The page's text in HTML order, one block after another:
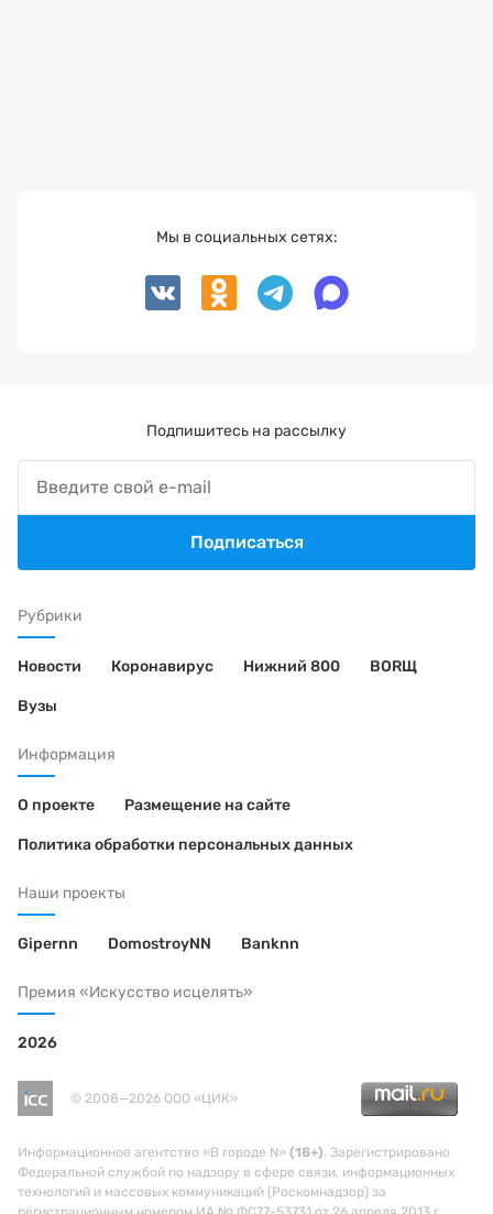
Рубрики
Новости Коронавирус Нижний 800 BORЩ
Вузы
Информация
О проекте Размещение на сайте
Политика обработки персональных данных
Наши проекты
Gipernn DomostroyNN Banknn
Премия «Искусство исцелять»
2026
© 2008—2026 ООО «ЦИК»
Информационное агентство «В городе N» (18+). Зарегистрировано
Федеральной службой по надзору в сфере связи, информационных
технологий и массовых коммуникаций (Роскомнадзор) за
Мы в социальных сетях:
Подпишитесь на рассылку
Подписаться